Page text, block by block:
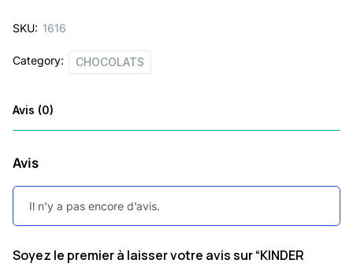
SKU: 1616
Category: CHOCOLATS
Avis (0)
Avis
Il n’y a pas encore d’avis.
Soyez le premier à laisser votre avis sur “KINDER